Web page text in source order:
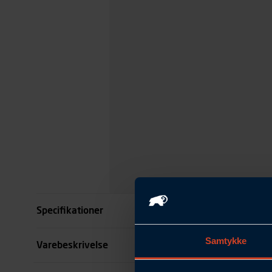
Samtykke
Specifikationer
Størrelse
Varebeskrivelse